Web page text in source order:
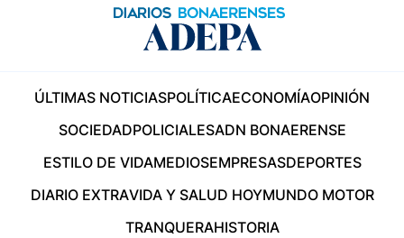
ÚLTIMAS NOTICIASPOLÍTICAECONOMÍAOPINIÓN
SOCIEDADPOLICIALESADN BONAERENSE
ESTILO DE VIDAMEDIOSEMPRESASDEPORTES
DIARIO EXTRAVIDA Y SALUD HOYMUNDO MOTOR
TRANQUERAHISTORIA